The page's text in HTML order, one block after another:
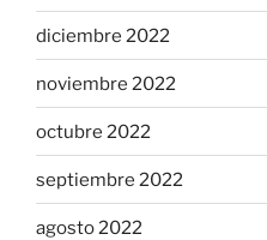
diciembre 2022
noviembre 2022
octubre 2022
septiembre 2022
agosto 2022